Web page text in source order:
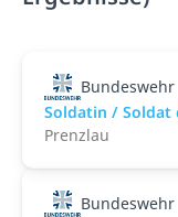
Bundeswehr
Soldatin / Soldat
Prenzlau
Bundeswehr